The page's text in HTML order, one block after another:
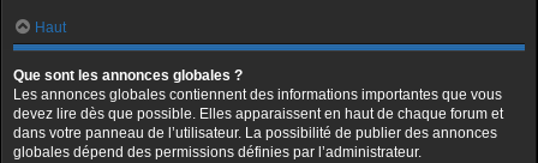
Haut
Que sont les annonces globales ?
Les annonces globales contiennent des informations importantes que vous
devez lire dès que possible. Elles apparaissent en haut de chaque forum et
dans votre panneau de l’utilisateur. La possibilité de publier des annonces
globales dépend des permissions définies par l’administrateur.